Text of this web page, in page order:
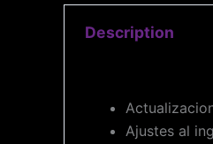
Description
Ajustes al